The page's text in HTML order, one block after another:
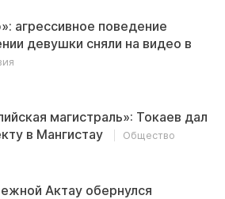
агрессивное поведение
девушки сняли на видео в
магистраль»: Токаев дал
в Мангистау
Общество
Актау обернулся